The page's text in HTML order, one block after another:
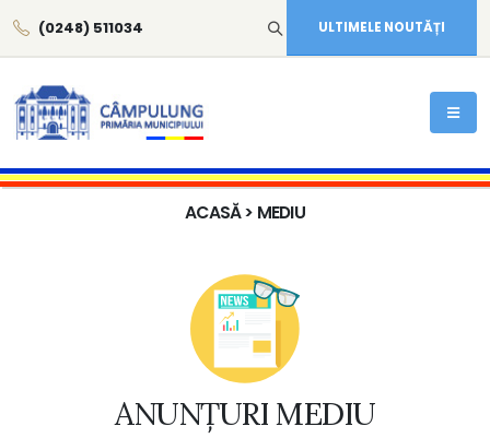
(0248) 511034 ULTIMELE NOUTĂȚI
ACASĂ> MEDIU
ANUNȚURI MEDIU